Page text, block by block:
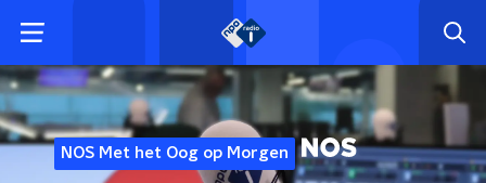
NOS Met het Oog op Morgen